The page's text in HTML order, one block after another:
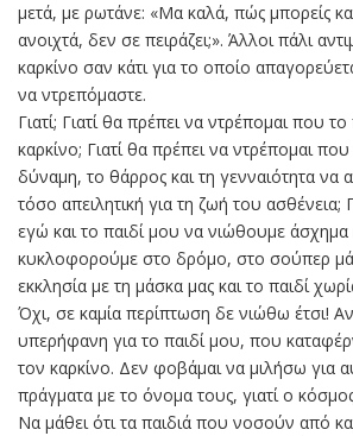
μετά, με ρωτάνε: «Μα καλά, πώς μπορείς
ανοιχτά, δεν σε πειράζει;». Άλλοι πάλι
καρκίνο σαν κάτι για το οποίο
να ντρεπόμαστε.
Γιατί; Γιατί θα πρέπει να ντρέπομαι που
καρκίνο; Γιατί θα πρέπει να ντρέπομαι
δύναμη, το θάρρος και τη γενναιότητα να
τόσο απειλητική για τη ζωή του ασθένεια;
εγώ και το παιδί μου να νιώθουμε
κυκλοφορούμε στο δρόμο, στο σούπερ
εκκλησία με τη μάσκα μας και το παιδί
Όχι, σε καμία περίπτωση δε νιώθω έτσι!
υπερήφανη για το παιδί μου, που
τον καρκίνο. Δεν φοβάμαι να μιλήσω για
πράγματα με το όνομα τους, γιατί ο
Να μάθει ότι τα παιδιά που νοσούν από